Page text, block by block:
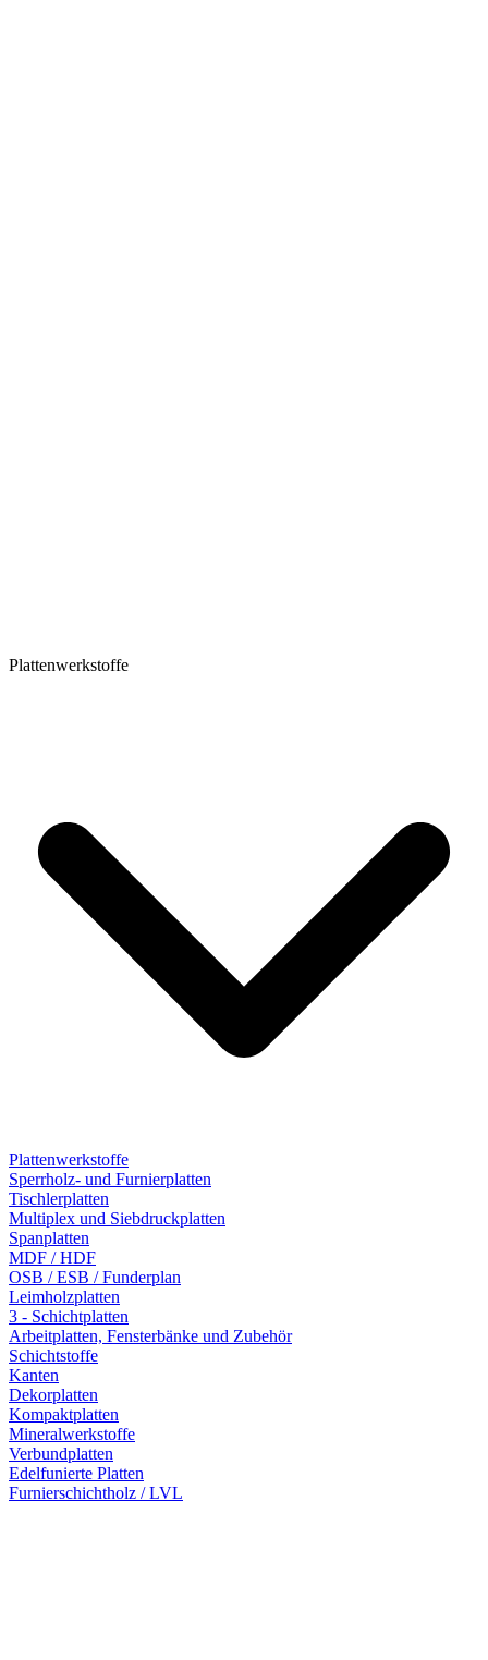
Plattenwerkstoffe
Plattenwerkstoffe
Sperrholz- und Furnierplatten
Tischlerplatten
Multiplex und Siebdruckplatten
Spanplatten
MDF / HDF
OSB / ESB / Funderplan
Leimholzplatten
3 - Schichtplatten
Arbeitplatten, Fensterbänke und Zubehör
Schichtstoffe
Kanten
Dekorplatten
Kompaktplatten
Mineralwerkstoffe
Verbundplatten
Edelfunierte Platten
Furnierschichtholz / LVL